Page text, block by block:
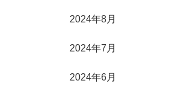
2024年8月
2024年7月
2024年6月